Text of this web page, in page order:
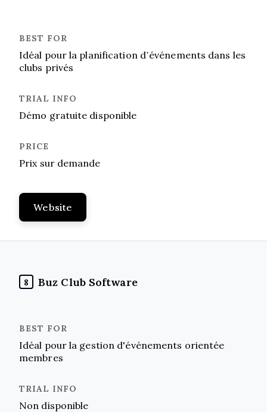
Idéal pour la planification d’événements dans les
clubs privés
Démo gratuite disponible
Prix sur demande
Website
8 Buz Club Software
Idéal pour la gestion d'événements orientée
membres
Non disponible